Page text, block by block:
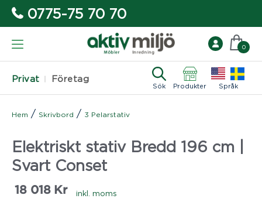
0775-75 70 70
Privat Företag
Sök Produkter Språk
0
Hem / Skrivbord / 3 Pelarstativ
Elektriskt stativ Bredd 196 cm |
Svart Conset
18 018 Kr inkl. moms